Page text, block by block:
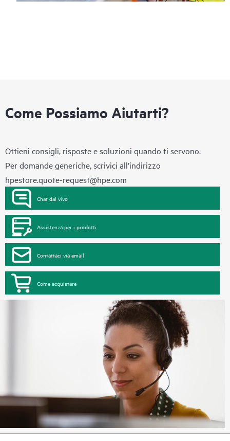
Come Possiamo Aiutarti?
Ottieni consigli, risposte e soluzioni quando ti servono.
Per domande generiche, scrivici all’indirizzo
hpestore.quote-request@hpe.com
Chat dal vivo
Assistenza per i prodotti
Contattaci via email
Come acquistare